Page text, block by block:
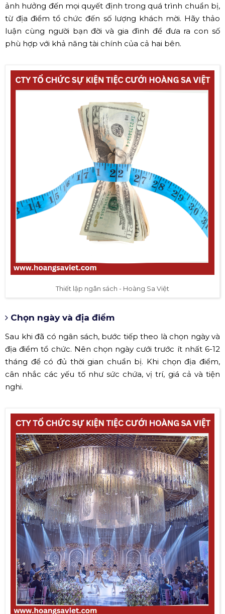
ảnh hưởng đến mọi quyết định trong quá trình chuẩn bị,
từ địa điểm tổ chức đến số lượng khách mời. Hãy thảo
luận cùng người bạn đời và gia đình để đưa ra con số
phù hợp với khả năng tài chính của cả hai bên.
Thiết lập ngân sách - Hoàng Sa Việt
Chọn ngày và địa điểm
Sau khi đã có ngân sách, bước tiếp theo là chọn ngày và
địa điểm tổ chức. Nên chọn ngày cưới trước ít nhất 6-12
tháng để có đủ thời gian chuẩn bị. Khi chọn địa điểm,
cân nhắc các yếu tố như sức chứa, vị trí, giá cả và tiện
nghi.